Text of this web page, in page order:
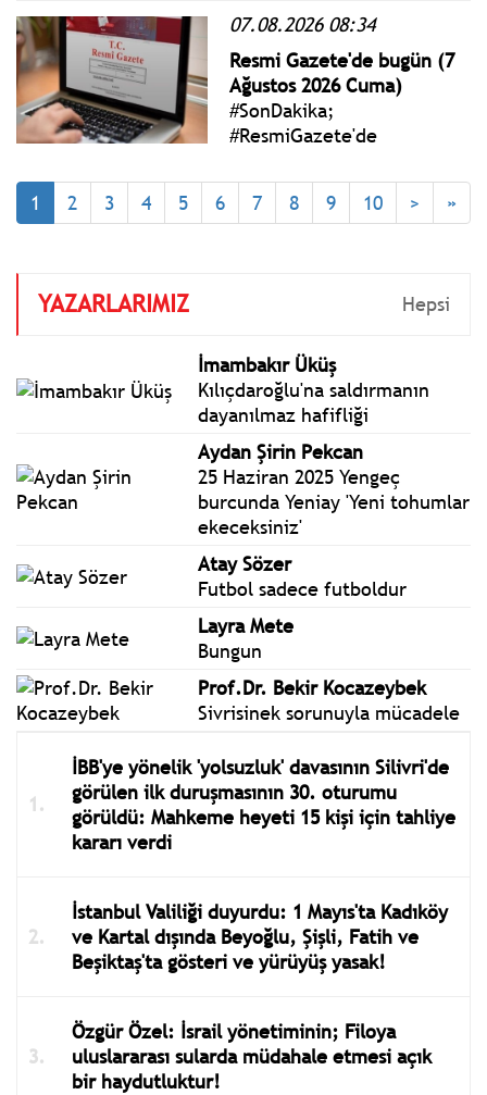
Olağan Kurultayı hakkındaki
"mutlak butlan"
tartışmalarını ve YENİ
Parti'nin kuruluşunu
değerlendirdi.
07.08.2026 08:34
Resmi Gazete'de bugün (7
Ağustos 2026 Cuma)
#SonDakika;
#ResmiGazete'de
Cuma yönetmelik, genelge
ve tebliğler
1 2 3 4 5 6 7 8 9 10 > »
YAZARLARIMIZ Hepsi
İmambakır Üküş
Kılıçdaroğlu'na saldırmanın
dayanılmaz hafifliği
Aydan Şirin Pekcan
25 Haziran 2025 Yengeç
burcunda Yeniay 'Yeni tohumlar
ekeceksiniz'
Atay Sözer
Futbol sadece futboldur
Layra Mete
Bungun
Prof.Dr. Bekir Kocazeybek
Sivrisinek sorunuyla mücadele
İBB'ye yönelik 'yolsuzluk' davasının Silivri'de
görülen ilk duruşmasının 30. oturumu
görüldü: Mahkeme heyeti 15 kişi için tahliye
kararı verdi
İstanbul Valiliği duyurdu: 1 Mayıs'ta Kadıköy
ve Kartal dışında Beyoğlu, Şişli, Fatih ve
Beşiktaş'ta gösteri ve yürüyüş yasak!
Özgür Özel: İsrail yönetiminin; Filoya
uluslararası sularda müdahale etmesi açık
bir haydutluktur!